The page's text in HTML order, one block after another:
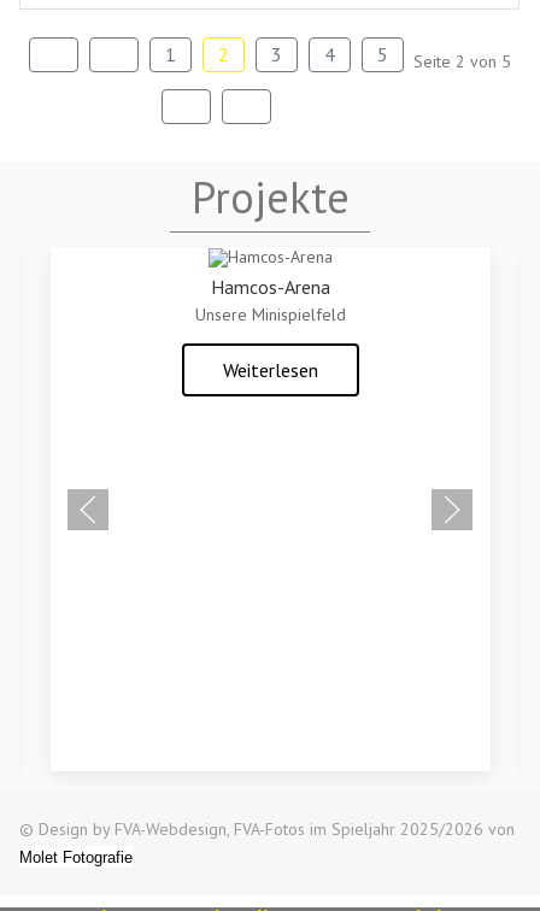
Seite 2 von 5
1 2 3 4 5
Projekte
Hamcos-Arena
Unsere Minispielfeld
Weiterlesen
© Design by FVA-Webdesign, FVA-Fotos im Spieljahr 2025/2026 von
Molet Fotografie